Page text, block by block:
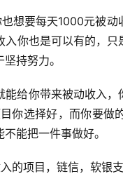
想要每天1000元被
你也是可以有的，
持努力。
给你带来被动收入
你选择好，而你要
能把一件事做好。
的项目，链信，软银